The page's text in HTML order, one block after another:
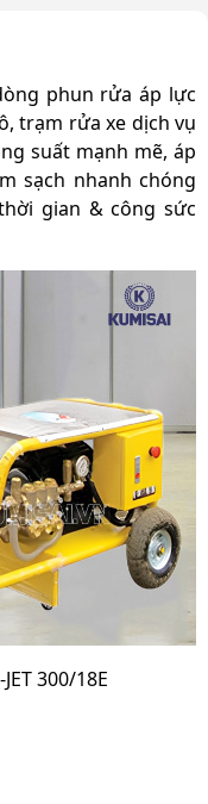
phun rửa áp lực
trạm rửa xe dịch vụ
suất mạnh mẽ, áp
sạch nhanh chóng
gian & công sức
300/18E